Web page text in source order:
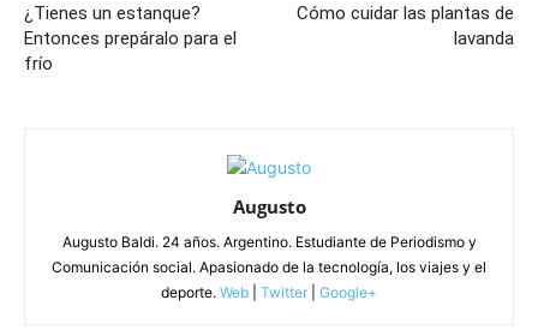
¿Tienes un estanque?
Entonces prepáralo para el
frío
Cómo cuidar las plantas de
lavanda
Augusto
Augusto Baldi. 24 años. Argentino. Estudiante de Periodismo y
Comunicación social. Apasionado de la tecnología, los viajes y el
deporte. Web Twitter Google+